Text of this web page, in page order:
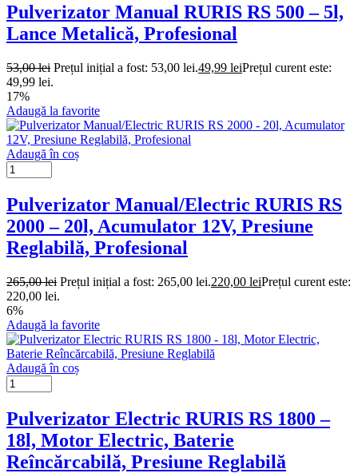
Pulverizator Manual RURIS RS 500 – 5l,
Lance Metalică, Profesional
53,00lei Prețul inițial a fost: 53,00 lei.49,99 leiPrețul curent este:
49,99 lei.
17%
Adaugă la favorite
Adaugă în coș
Pulverizator Manual/Electric RURIS RS
2000 – 20l, Acumulator 12V, Presiune
Reglabilă, Profesional
265,00lei Prețul inițial a fost: 265,00 lei.220,00 leiPrețul curent este:
220,00 lei.
6%
Adaugă la favorite
Adaugă în coș
Pulverizator Electric RURIS RS 1800 –
18l, Motor Electric, Baterie
Reîncărcabilă, Presiune Reglabilă